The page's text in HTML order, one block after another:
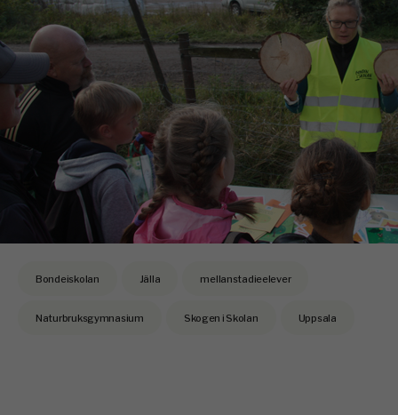
Bondeiskolan Jälla mellanstadieelever
Naturbruksgymnasium Skogen i Skolan Uppsala